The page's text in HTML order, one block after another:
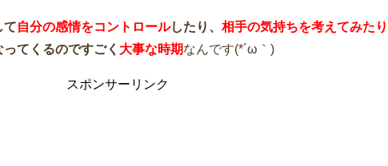
て自分の感情をコントロールしたり、 相手の気持ちを考えてみたり
てくるのですごく 大事な時期なんです(*´ω｀)
スポンサーリンク